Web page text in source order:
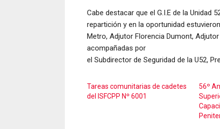
Cabe destacar que el G.I.E de la
repartición y en la oportunidad
Metro, Adjutor Florencia Dumont,
acompañadas por
el Subdirector de Seguridad de la U52,
Tareas comunitarias de cadetes
del ISFCPP Nº 6001
56º